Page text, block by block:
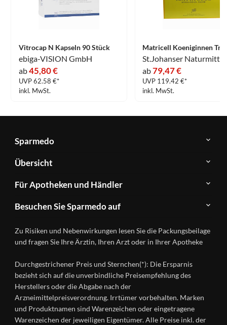
Vitrocap N Kapseln 90 Stück
ebiga-VISION GmbH
ab45,80 €
UVP 62.58 €*
inkl. MwSt.
ab79,47 €
UVP 119.42 €*
inkl. MwSt.
Sparmedo
Über
Sparmedo
FAQ
Kontakt
Datenschutz
Nutzungsbedingungen
Übersicht
Herstellerverzeichnis
Produkte
A-
Ratgeber
Wirkstoffe
Gesundheitsmagazin
Für Apotheken und Händler
&
Händlerlogin
Besuchen Sie Sparmedo auf
Instagram
Zu Risiken und Nebenwirkungen lesen Sie die Packungsbeilage
und fragen Sie Ihre Ärztin, Ihren Arzt oder in Ihrer Apotheke
Durchgestrichener Preis und Sternchen(*): Die Ersparnis
bezieht sich auf die unverbindliche Preisempfehlung des
Herstellers oder die Abgabe nach der
Arzneimittelpreisverordnung. Irrtümer vorbehalten. Marken
und Produktnamen sind Warenzeichen oder eingetragene
Warenzeichen der jeweiligen Eigentümer. Alle Preise inkl. der